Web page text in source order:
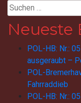
Suchen
nach:
Neueste
POL-HB: Nr.:
ausgeraubt –
POL-
Fahrraddieb
POL-HB: Nr.: